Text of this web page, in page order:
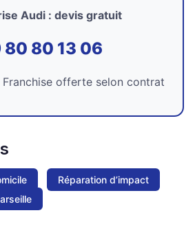
Audi : devis gratuit
80 80 13 06
offerte selon contrat
Réparation d’impact